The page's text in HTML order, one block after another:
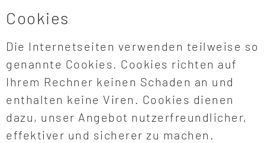
Cookies
Die Internetseiten verwenden teilweise so
genannte Cookies. Cookies richten auf
Ihrem Rechner keinen Schaden an und
enthalten keine Viren. Cookies dienen
dazu, unser Angebot nutzerfreundlicher,
effektiver und sicherer zu machen.